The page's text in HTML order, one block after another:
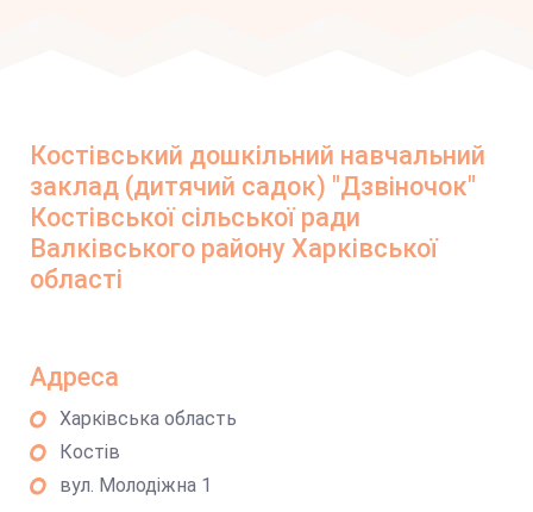
Костівський дошкільний навчальний
заклад (дитячий садок) "Дзвіночок"
Костівської сільської ради
Валківського району Харківської
області
Адреса
Харківська область
Костів
вул. Молодіжна 1